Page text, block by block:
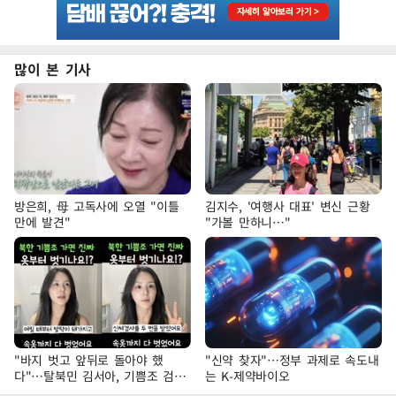
많이 본 기사
방은희, 母 고독사에 오열 "이틀
만에 발견"
김지수, '여행사 대표' 변신 근황
"가볼 만하니…"
"바지 벗고 앞뒤로 돌아야 했
다"…탈북민 김서아, 기쁨조 검사
수치심 회상
"신약 찾자"…정부 과제로 속도내
는 K-제약바이오